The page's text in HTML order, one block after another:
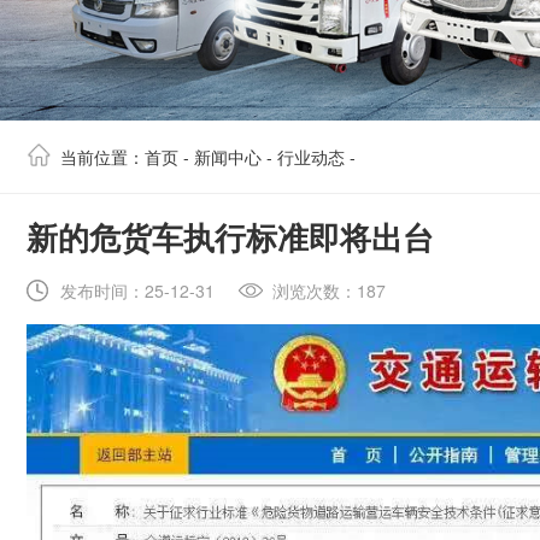
当前位置： 首页 - 新闻中心 - 行业动态 -
​新的危货车执行标准即将出台
发布时间：25-12-31 浏览次数：187